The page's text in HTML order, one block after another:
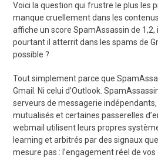
Voici la question qui frustre le plus les
manque cruellement dans les
affiche un score SpamAssassin de
pourtant il atterrit dans les spams de
possible ?
Tout simplement parce que
Gmail. Ni celui d’Outlook.
serveurs de messagerie
mutualisés et certaines passerelles
webmail utilisent leurs propres
learning et arbitrés par des signaux
mesure pas : l’engagement réel de